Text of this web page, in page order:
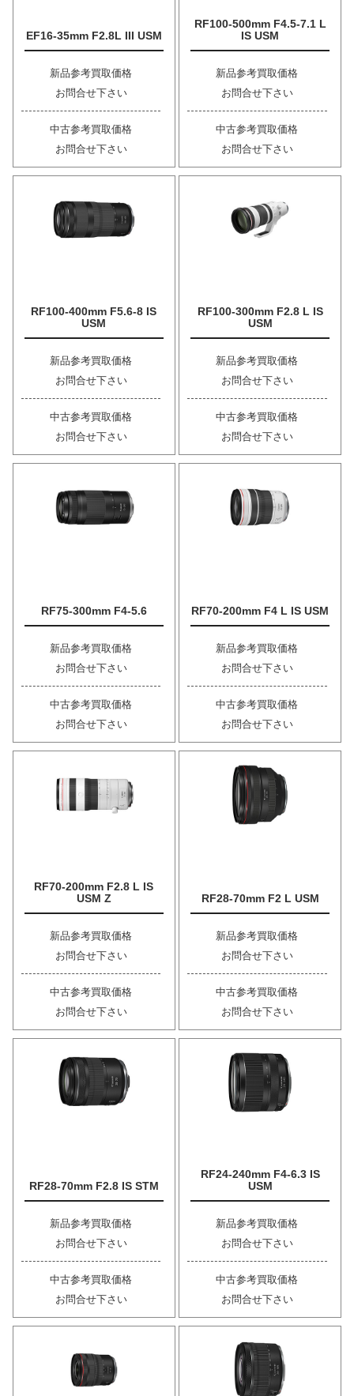
EF16-35mm F2.8L III USM
新品参考買取価格
お問合せ下さい
中古参考買取価格
お問合せ下さい
RF100-500mm F4.5-7.1 L
IS USM
新品参考買取価格
お問合せ下さい
中古参考買取価格
お問合せ下さい
RF100-400mm F5.6-8 IS
USM
新品参考買取価格
お問合せ下さい
中古参考買取価格
お問合せ下さい
RF100-300mm F2.8 L IS
USM
新品参考買取価格
お問合せ下さい
中古参考買取価格
お問合せ下さい
RF75-300mm F4-5.6
新品参考買取価格
お問合せ下さい
中古参考買取価格
お問合せ下さい
RF70-200mm F4 L IS USM
新品参考買取価格
お問合せ下さい
中古参考買取価格
お問合せ下さい
RF70-200mm F2.8 L IS
USM Z
新品参考買取価格
お問合せ下さい
中古参考買取価格
お問合せ下さい
RF28-70mm F2 L USM
新品参考買取価格
お問合せ下さい
中古参考買取価格
お問合せ下さい
RF28-70mm F2.8 IS STM
新品参考買取価格
お問合せ下さい
中古参考買取価格
お問合せ下さい
RF24-240mm F4-6.3 IS
USM
新品参考買取価格
お問合せ下さい
中古参考買取価格
お問合せ下さい